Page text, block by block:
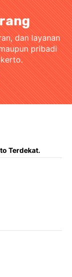
dan layanan
pribadi
Terdekat.